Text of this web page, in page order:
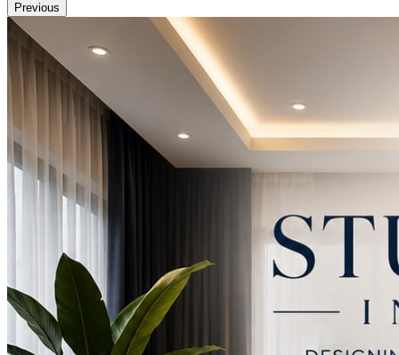
Previous